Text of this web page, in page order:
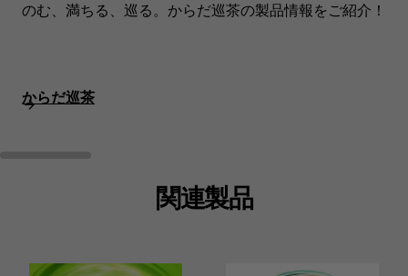
のむ、満ちる、巡る。からだ巡茶の製品情報をご紹介！
からだ巡茶
関連製品